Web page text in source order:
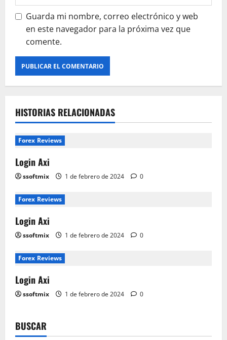
Guarda mi nombre, correo electrónico y web
en este navegador para la próxima vez que
comente.
HISTORIAS RELACIONADAS
Forex Reviews
Login Axi
ssoftmix 1 de febrero de 2024 0
Forex Reviews
Login Axi
ssoftmix 1 de febrero de 2024 0
Forex Reviews
Login Axi
ssoftmix 1 de febrero de 2024 0
BUSCAR